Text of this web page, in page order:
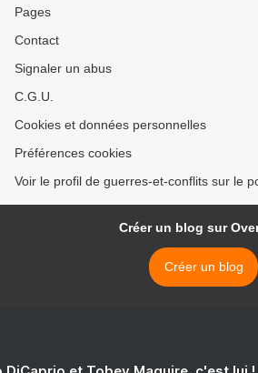
Pages
Contact
Signaler un abus
C.G.U.
Cookies et données personnelles
Préférences cookies
Voir le profil de guerres-et-conflits sur le
Créer un blog sur
Créer un blog